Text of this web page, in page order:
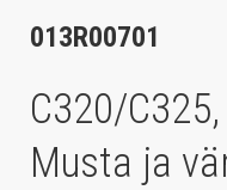
013R00701
C320/
Musta ja